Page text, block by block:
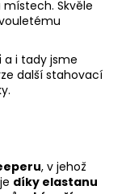
Skvěle
a i tady jsme
další stahovací
, v jehož
díky elastanu